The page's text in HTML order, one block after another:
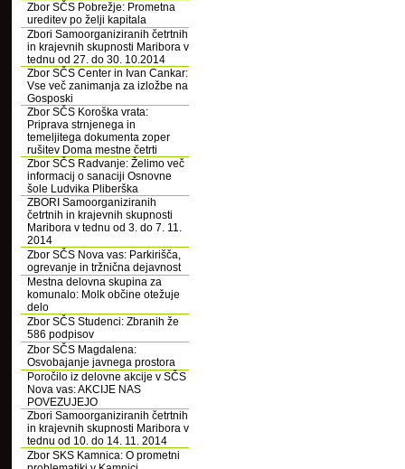
Zbor SČS Pobrežje: Prometna
ureditev po želji kapitala
Zbori Samoorganiziranih četrtnih
in krajevnih skupnosti Maribora v
tednu od 27. do 30. 10.2014
Zbor SČS Center in Ivan Cankar:
Vse več zanimanja za izložbe na
Gosposki
Zbor SČS Koroška vrata:
Priprava strnjenega in
temeljitega dokumenta zoper
rušitev Doma mestne četrti
Zbor SČS Radvanje: Želimo več
informacij o sanaciji Osnovne
šole Ludvika Pliberška
ZBORI Samoorganiziranih
četrtnih in krajevnih skupnosti
Maribora v tednu od 3. do 7. 11.
2014
Zbor SČS Nova vas: Parkirišča,
ogrevanje in tržnična dejavnost
Mestna delovna skupina za
komunalo: Molk občine otežuje
delo
Zbor SČS Studenci: Zbranih že
586 podpisov
Zbor SČS Magdalena:
Osvobajanje javnega prostora
Poročilo iz delovne akcije v SČS
Nova vas: AKCIJE NAS
POVEZUJEJO
Zbori Samoorganiziranih četrtnih
in krajevnih skupnosti Maribora v
tednu od 10. do 14. 11. 2014
Zbor SKS Kamnica: O prometni